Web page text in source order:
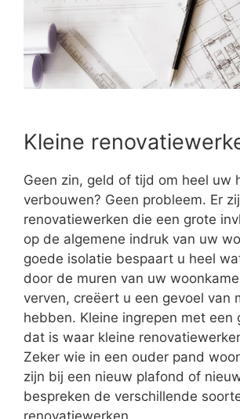
Kleine
Geen zin, geld of tijd om heel uw
verbouwen? Geen probleem. Er
renovatiewerken die een grote
op de algemene indruk van uw
goede isolatie bespaart u heel
door de muren van uw
verven, creëert u een gevoel van
hebben. Kleine ingrepen met een
dat is waar kleine
Zeker wie in een ouder pand
zijn bij een nieuw plafond of
bespreken de verschillende
renovatiewerken.